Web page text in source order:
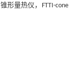
形量热仪，FTTI-cone